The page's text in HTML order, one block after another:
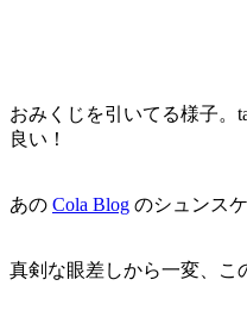
おみくじを引いてる様子。
良い！
あの Cola Blog のシュンス
真剣な眼差しから一変、こ